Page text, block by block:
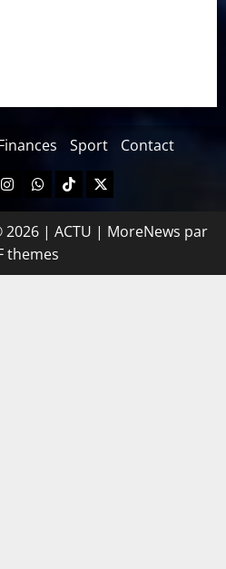
Sport Contact
| ACTU | MoreNews par
themes